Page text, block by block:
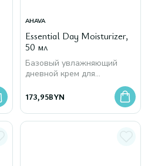
AHAVA
Essential Day Moisturizer,
50 мл
Базовый увлажняющий
дневной крем для
нормальной и сухой кожи
лица
173,95BYN